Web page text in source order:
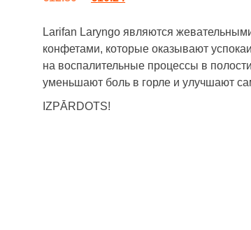
Larifan Laryngo являются
конфетами, которые оказывают
на воспалительные процессы в полости
уменьшают боль в горле и улучшают
IZPĀRDOTS!